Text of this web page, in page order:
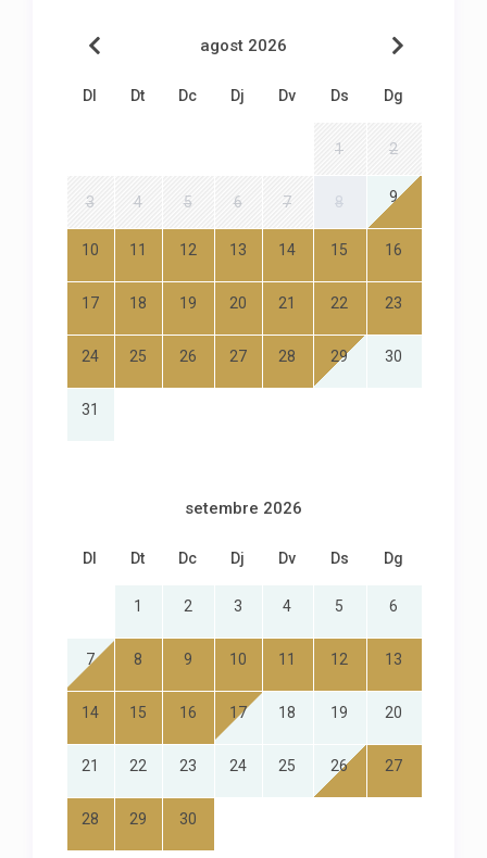
agost 2026
Dl Dt Dc Dj Dv Ds Dg
1 2
3 4 5 6 7 8 9
10 11 12 13 14 15 16
17 18 19 20 21 22 23
24 25 26 27 28 29 30
31
setembre 2026
Dl Dt Dc Dj Dv Ds Dg
1 2 3 4 5 6
7 8 9 10 11 12 13
14 15 16 17 18 19 20
21 22 23 24 25 26 27
28 29 30